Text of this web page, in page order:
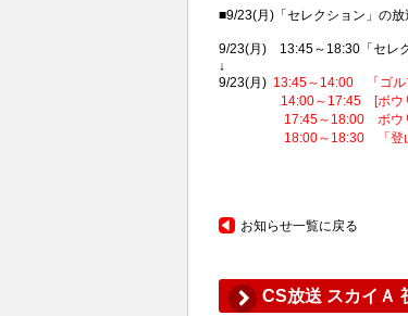
■9/23(月)「セレクション」の
9/23(月) 13:45～18:30「セレク
↓
9/23(月) 13:45～14:00 「ゴル
14:00～17:45 [ボウリン
17:45～18:00 ボウリング
18:00～18:30 「登山で頂
お知らせ一覧に戻る
CS放送 スカイＡ